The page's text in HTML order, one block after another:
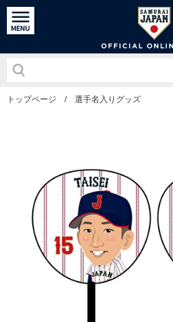
トップページ / 選手名入りグッズ